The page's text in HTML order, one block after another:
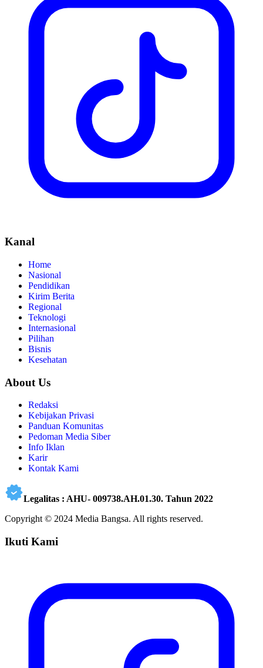
Kanal
Home
Nasional
Pendidikan
Kirim Berita
Regional
Teknologi
Internasional
Pilihan
Bisnis
Kesehatan
About Us
Redaksi
Kebijakan Privasi
Panduan Komunitas
Pedoman Media Siber
Info Iklan
Karir
Kontak Kami
Legalitas : AHU- 009738.AH.01.30. Tahun 2022
Copyright © 2024 Media Bangsa. All rights reserved.
Ikuti Kami